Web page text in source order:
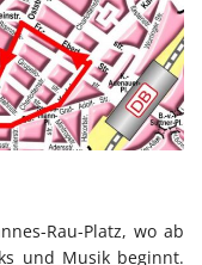
Rau-Platz, wo ab
und Musik beginnt.